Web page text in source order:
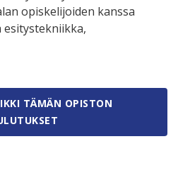
opiskelijoiden kanssa
esitystekniikka,
TÄMÄN OPISTON